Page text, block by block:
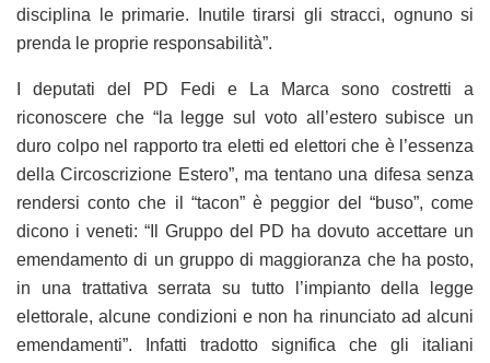
disciplina le primarie. Inutile tirarsi gli stracci, ognuno si
prenda le proprie responsabilità”.
I deputati del PD Fedi e La Marca sono costretti a
riconoscere che “la legge sul voto all’estero subisce un
duro colpo nel rapporto tra eletti ed elettori che è l’essenza
della Circoscrizione Estero”, ma tentano una difesa senza
rendersi conto che il “tacon” è peggior del “buso”, come
dicono i veneti: “Il Gruppo del PD ha dovuto accettare un
emendamento di un gruppo di maggioranza che ha posto,
in una trattativa serrata su tutto l’impianto della legge
elettorale, alcune condizioni e non ha rinunciato ad alcuni
emendamenti”. Infatti tradotto significa che gli italiani